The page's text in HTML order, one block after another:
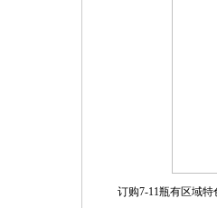
订购7-11瓶有区域特